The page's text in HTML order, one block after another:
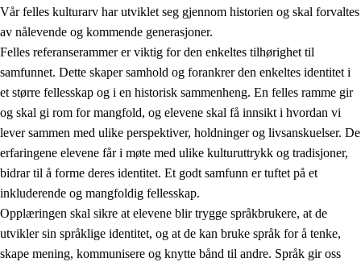
1.3 Kritisk tenkning og etisk bevissthet
1.4 Skaperglede, engasjement og utforskertrang
1.5 Respekt for naturen og miljøbevissthet
1.6 Demokrati og medvirkning
Vår felles kulturarv har utviklet seg gjennom historien og skal forvaltes
av nålevende og kommende generasjoner.
Felles referanserammer er viktig for den enkeltes tilhørighet til
samfunnet. Dette skaper samhold og forankrer den enkeltes identitet i
et større fellesskap og i en historisk sammenheng. En felles ramme gir
og skal gi rom for mangfold, og elevene skal få innsikt i hvordan vi
lever sammen med ulike perspektiver, holdninger og livsanskuelser. De
erfaringene elevene får i møte med ulike kulturuttrykk og tradisjoner,
bidrar til å forme deres identitet. Et godt samfunn er tuftet på et
inkluderende og mangfoldig fellesskap.
Opplæringen skal sikre at elevene blir trygge språkbrukere, at de
utvikler sin språklige identitet, og at de kan bruke språk for å tenke,
skape mening, kommunisere og knytte bånd til andre. Språk gir oss